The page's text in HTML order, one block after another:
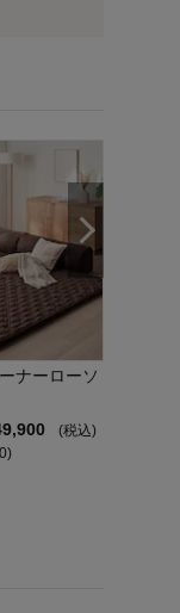
ナーローソ
(税込)
)